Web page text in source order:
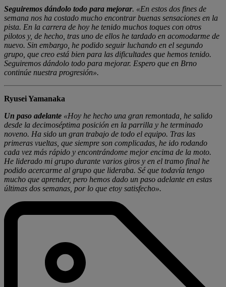
Seguiremos dándolo todo para mejorar. «En estos dos fines de
semana nos ha costado mucho encontrar buenas sensaciones en la
pista. En la carrera de hoy he tenido muchos toques con otros
pilotos y, de hecho, tras uno de ellos he tardado en acomodarme de
nuevo. Sin embargo, he podido seguir luchando en el segundo
grupo, que creo está bien para las dificultades que hemos tenido.
Seguiremos dándolo todo para mejorar. Espero que en Brno
continúe nuestra progresión».
Ryusei Yamanaka
Un paso adelante «Hoy he hecho una gran remontada, he salido
desde la decimoséptima posición en la parrilla y he terminado
noveno. Ha sido un gran trabajo de todo el equipo. Tras las
primeras vueltas, que siempre son complicadas, he ido rodando
cada vez más rápido y encontrándome mejor encima de la moto.
He liderado mi grupo durante varios giros y en el tramo final he
podido acercarme al grupo que lideraba. Sé que todavía tengo
mucho que aprender, pero hemos dado un paso adelante en estas
últimas dos semanas, por lo que etoy satisfecho».